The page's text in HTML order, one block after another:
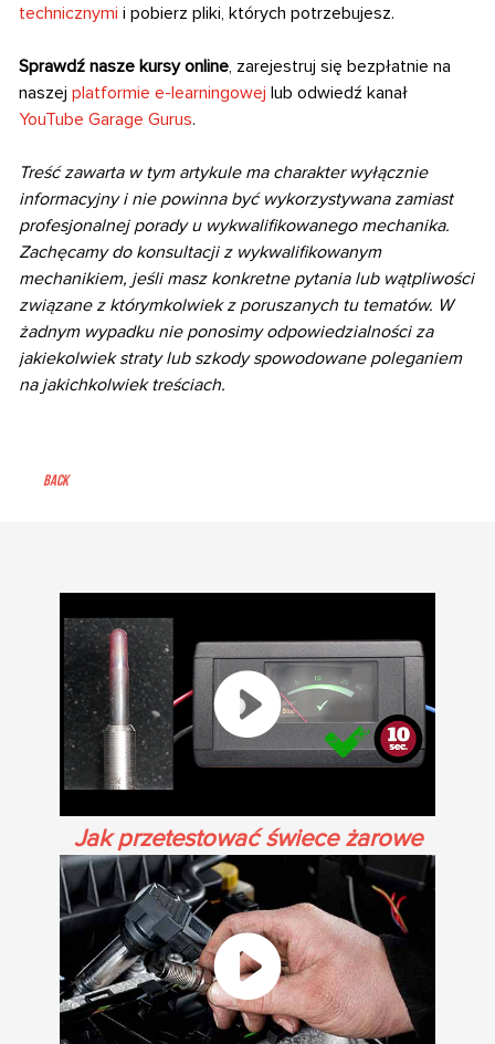
technicznymi i pobierz pliki, których potrzebujesz.
Sprawdź nasze kursy online, zarejestruj się bezpłatnie na
naszej platformie e-learningowej lub odwiedź kanał
YouTube Garage Gurus.
Treść zawarta w tym artykule ma charakter wyłącznie
informacyjny i nie powinna być wykorzystywana zamiast
profesjonalnej porady u wykwalifikowanego mechanika.
Zachęcamy do konsultacji z wykwalifikowanym
mechanikiem, jeśli masz konkretne pytania lub wątpliwości
związane z którymkolwiek z poruszanych tu tematów. W
żadnym wypadku nie ponosimy odpowiedzialności za
jakiekolwiek straty lub szkody spowodowane poleganiem
na jakichkolwiek treściach.
Back
Jak przetestować świece żarowe